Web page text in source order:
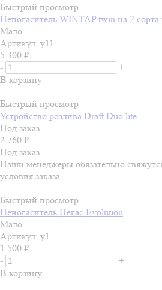
Быстрый просмотр
Пеногаситель WINTAP twin на 2 сорта
Мало
Артикул: у11
5 300 ₽
-
+
В корзину
Быстрый просмотр
Устройство розлива Draft Duo lite
Под заказ
2 760 ₽
Под заказ
Наши менеджеры обязательно
условия заказа
Быстрый просмотр
Пеногаситель Пегас Evolution
Мало
Артикул: у1
1 500 ₽
-
+
В корзину